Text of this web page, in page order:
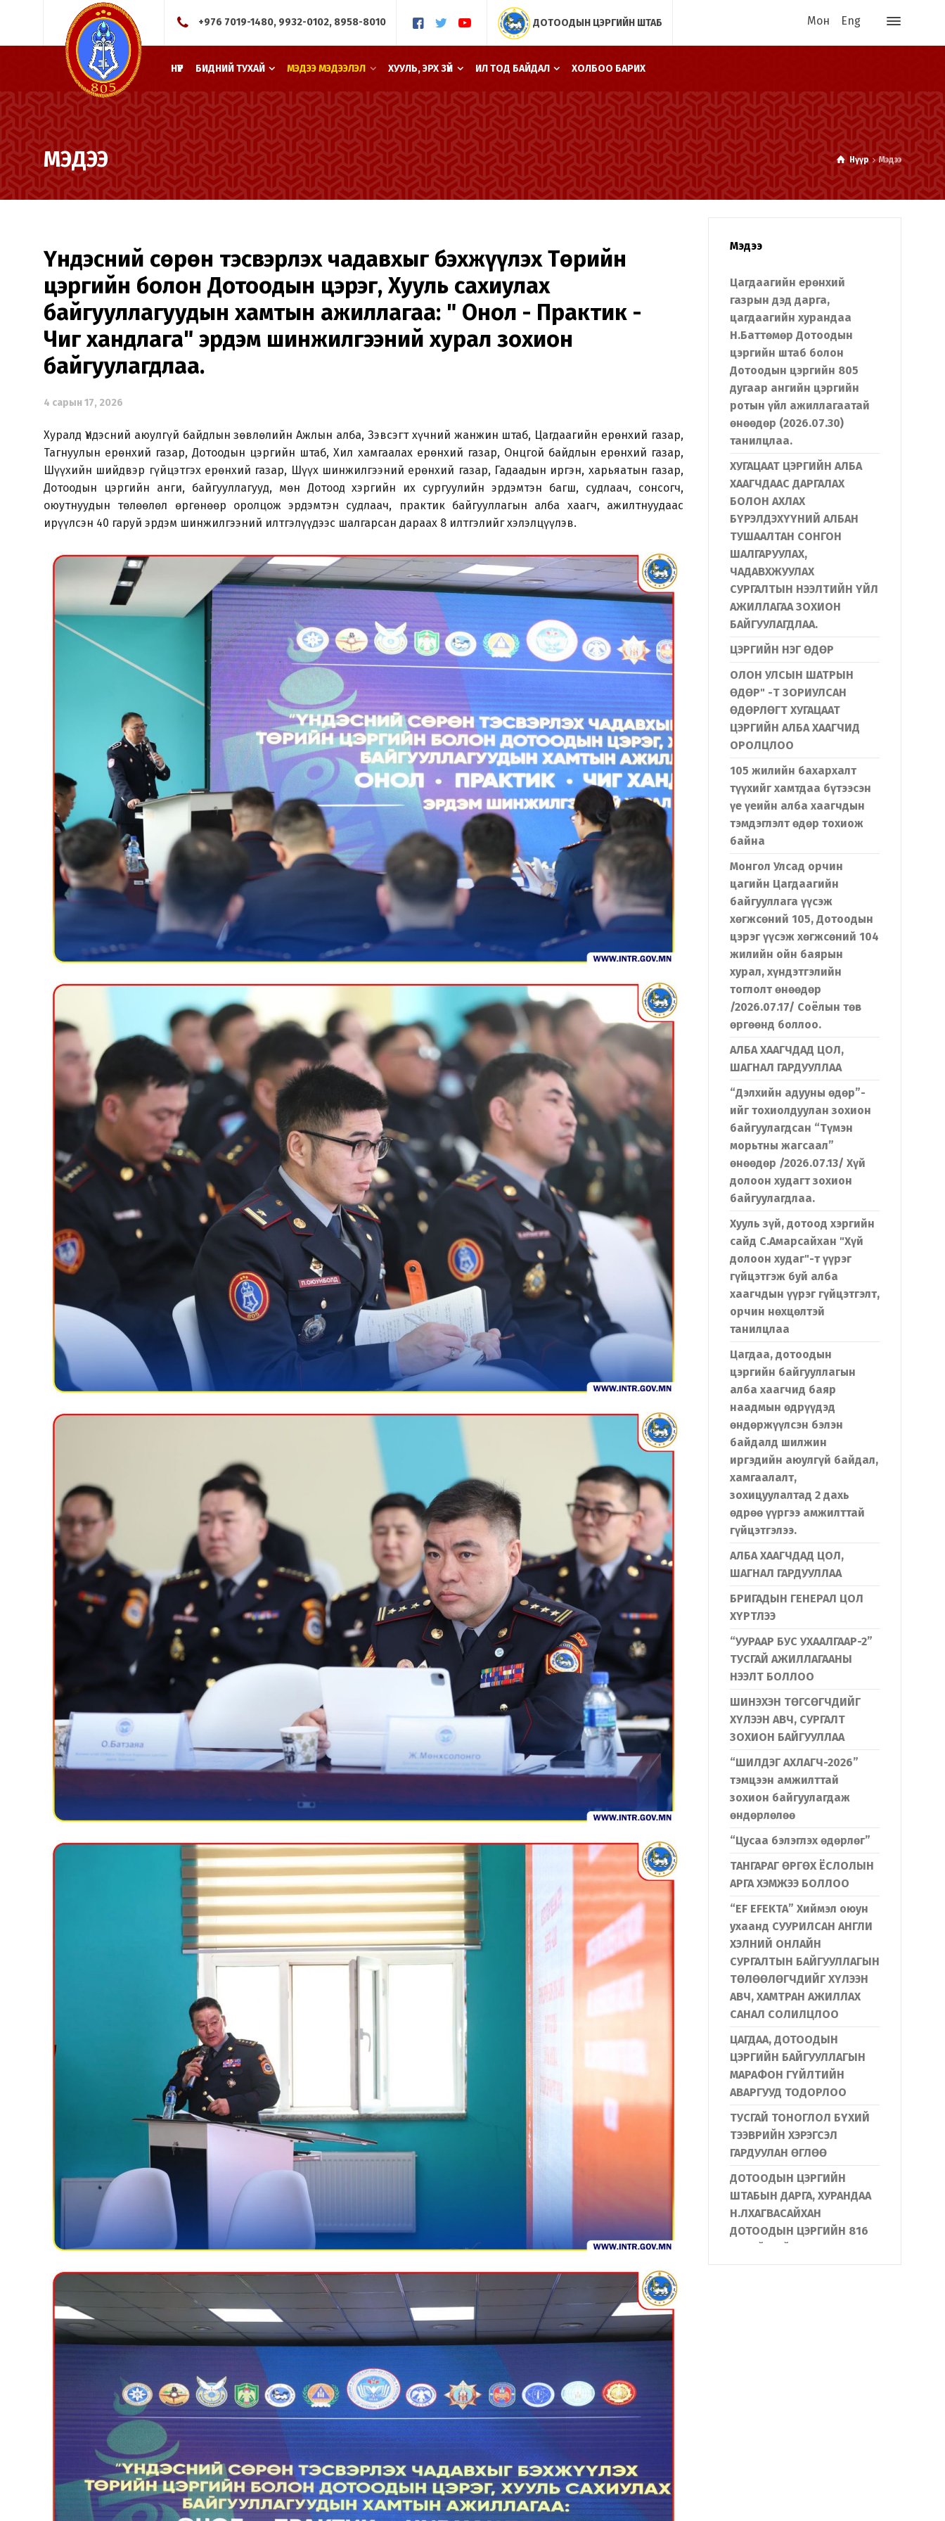
+976 7019-1480, 9932-0102, 8958-8010 ДОТООДЫН ЦЭРГИЙН ШТАБ Мон Eng
НҮҮР БИДНИЙ ТУХАЙ МЭДЭЭ МЭДЭЭЛЭЛ ХУУЛЬ, ЭРХ ЗҮЙ ИЛ ТОД БАЙДАЛ ХОЛБОО БАРИХ
МЭДЭЭ Нүүр Мэдээ
Үндэсний сөрөн тэсвэрлэх чадавхыг бэхжүүлэх Төрийн
цэргийн болон Дотоодын цэрэг, Хууль сахиулах
байгууллагуудын хамтын ажиллагаа: " Онол - Практик -
Чиг хандлага" эрдэм шинжилгээний хурал зохион
байгуулагдлаа.
4 сарын 17, 2026
Хуралд Үндэсний аюулгүй байдлын зөвлөлийн Ажлын алба, Зэвсэгт хүчний жанжин штаб, Цагдаагийн ерөнхий газар,
Тагнуулын ерөнхий газар, Дотоодын цэргийн штаб, Хил хамгаалах ерөнхий газар, Онцгой байдлын ерөнхий газар,
Шүүхийн шийдвэр гүйцэтгэх ерөнхий газар, Шүүх шинжилгээний ерөнхий газар, Гадаадын иргэн, харьяатын газар,
Дотоодын цэргийн анги, байгууллагууд, мөн Дотоод хэргийн их сургуулийн эрдэмтэн багш, судлаач, сонсогч,
оюутнуудын төлөөлөл өргөнөөр оролцож эрдэмтэн судлаач, практик байгууллагын алба хаагч, ажилтнуудаас
ирүүлсэн 40 гаруй эрдэм шинжилгээний илтгэлүүдээс шалгарсан дараах 8 илтгэлийг хэлэлцүүлэв.
Мэдээ
Цагдаагийн ерөнхий
газрын дэд дарга,
цагдаагийн хурандаа
Н.Баттөмөр Дотоодын
цэргийн штаб болон
Дотоодын цэргийн 805
дугаар ангийн цэргийн
ротын үйл ажиллагаатай
өнөөдөр (2026.07.30)
танилцлаа.
ХУГАЦААТ ЦЭРГИЙН АЛБА
ХААГЧДААС ДАРГАЛАХ
БОЛОН АХЛАХ
БҮРЭЛДЭХҮҮНИЙ АЛБАН
ТУШААЛТАН СОНГОН
ШАЛГАРУУЛАХ,
ЧАДАВХЖУУЛАХ
СУРГАЛТЫН НЭЭЛТИЙН ҮЙЛ
АЖИЛЛАГАА ЗОХИОН
БАЙГУУЛАГДЛАА.
ЦЭРГИЙН НЭГ ӨДӨР
ОЛОН УЛСЫН ШАТРЫН
ӨДӨР" -Т ЗОРИУЛСАН
ӨДӨРЛӨГТ ХУГАЦААТ
ЦЭРГИЙН АЛБА ХААГЧИД
ОРОЛЦЛОО
105 жилийн бахархалт
түүхийг хамтдаа бүтээсэн
үе үеийн алба хаагчдын
тэмдэглэлт өдөр тохиож
байна
Монгол Улсад орчин
цагийн Цагдаагийн
байгууллага үүсэж
хөгжсөний 105, Дотоодын
цэрэг үүсэж хөгжсөний 104
жилийн ойн баярын
хурал, хүндэтгэлийн
тоглолт өнөөдөр
/2026.07.17/ Соёлын төв
өргөөнд боллоо.
АЛБА ХААГЧДАД ЦОЛ,
ШАГНАЛ ГАРДУУЛЛАА
“Дэлхийн адууны өдөр”-
ийг тохиолдуулан зохион
байгуулагдсан “Түмэн
морьтны жагсаал”
өнөөдөр /2026.07.13/ Хүй
долоон худагт зохион
байгуулагдлаа.
Хууль зүй, дотоод хэргийн
сайд С.Амарсайхан "Хүй
долоон худаг"-т үүрэг
гүйцэтгэж буй алба
хаагчдын үүрэг гүйцэтгэлт,
орчин нөхцөлтэй
танилцлаа
Цагдаа, дотоодын
цэргийн байгууллагын
алба хаагчид баяр
наадмын өдрүүдэд
өндөржүүлсэн бэлэн
байдалд шилжин
иргэдийн аюулгүй байдал,
хамгаалалт,
зохицуулалтад 2 дахь
өдрөө үүргээ амжилттай
гүйцэтгэлээ.
АЛБА ХААГЧДАД ЦОЛ,
ШАГНАЛ ГАРДУУЛЛАА
БРИГАДЫН ГЕНЕРАЛ ЦОЛ
ХҮРТЛЭЭ
“УУРААР БУС УХААЛГААР-2”
ТУСГАЙ АЖИЛЛАГААНЫ
НЭЭЛТ БОЛЛОО
ШИНЭХЭН ТӨГСӨГЧДИЙГ
ХҮЛЭЭН АВЧ, СУРГАЛТ
ЗОХИОН БАЙГУУЛЛАА
“ШИЛДЭГ АХЛАГЧ-2026”
тэмцээн амжилттай
зохион байгуулагдаж
өндөрлөлөө
“Цусаа бэлэглэх өдөрлөг”
ТАНГАРАГ ӨРГӨХ ЁСЛОЛЫН
АРГА ХЭМЖЭЭ БОЛЛОО
“EF EFEKTA” Хиймэл оюун
ухаанд СУУРИЛСАН АНГЛИ
ХЭЛНИЙ ОНЛАЙН
СУРГАЛТЫН БАЙГУУЛЛАГЫН
ТӨЛӨӨЛӨГЧДИЙГ ХҮЛЭЭН
АВЧ, ХАМТРАН АЖИЛЛАХ
САНАЛ СОЛИЛЦЛОО
ЦАГДАА, ДОТООДЫН
ЦЭРГИЙН БАЙГУУЛЛАГЫН
МАРАФОН ГҮЙЛТИЙН
АВАРГУУД ТОДОРЛОО
ТУСГАЙ ТОНОГЛОЛ БҮХИЙ
ТЭЭВРИЙН ХЭРЭГСЭЛ
ГАРДУУЛАН ӨГЛӨӨ
ДОТООДЫН ЦЭРГИЙН
ШТАБЫН ДАРГА, ХУРАНДАА
Н.ЛХАГВАСАЙХАН
ДОТООДЫН ЦЭРГИЙН 816
Хэл солих
Монгол English